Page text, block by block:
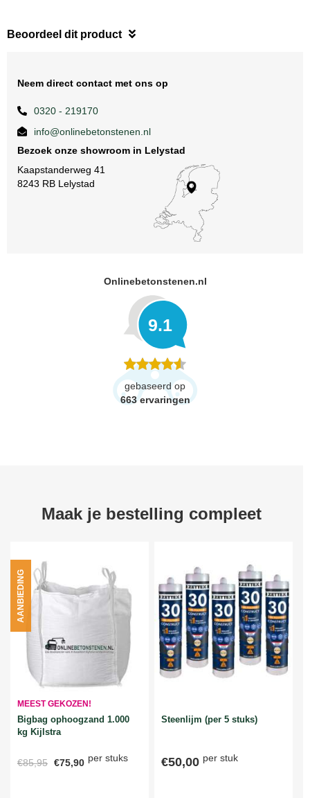
Beoordeel dit product
Neem direct contact met ons op
0320 - 219170
info@onlinebetonstenen.nl
Bezoek onze showroom in Lelystad
Kaapstanderweg 41
8243 RB Lelystad
Onlinebetonstenen.nl
9.1
gebaseerd op
663 ervaringen
Maak je bestelling compleet
MEEST GEKOZEN!
Bigbag ophoogzand 1.000
kg Kijlstra
€85,95 €75,90 per stuks
AANBIEDING
Steenlijm (per 5 stuks)
€50,00 per stuk